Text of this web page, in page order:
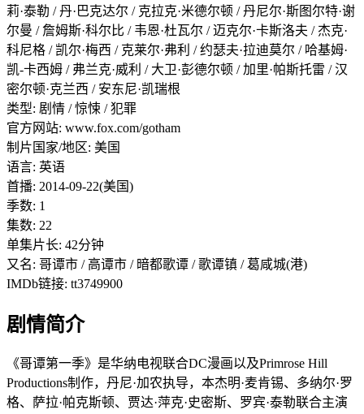
莉·泰勒 / 丹·巴克达尔 / 克拉克·米德尔顿 / 丹尼尔·斯图尔特·谢
尔曼 / 詹姆斯·科尔比 / 韦恩·杜瓦尔 / 迈克尔·卡斯洛夫 / 杰克·
科尼格 / 凯尔·梅西 / 克莱尔·弗利 / 约瑟夫·拉迪莫尔 / 哈基姆·
凯-卡西姆 / 弗兰克·威利 / 大卫·彭德尔顿 / 加里·帕斯托雷 / 汉
密尔顿·克兰西 / 安东尼·凯瑞根
类型: 剧情 / 惊悚 / 犯罪
官方网站: www.fox.com/gotham
制片国家/地区: 美国
语言: 英语
首播: 2014-09-22(美国)
季数: 1
集数: 22
单集片长: 42分钟
又名: 哥谭市 / 高谭市 / 暗都歌谭 / 歌谭镇 / 葛咸城(港)
IMDb链接: tt3749900
剧情简介
《哥谭第一季》是华纳电视联合DC漫画以及Primrose Hill
Productions制作，丹尼·加农执导，本杰明·麦肯锡、多纳尔·罗
格、萨拉·帕克斯顿、贾达·萍克·史密斯、罗宾·泰勒联合主演